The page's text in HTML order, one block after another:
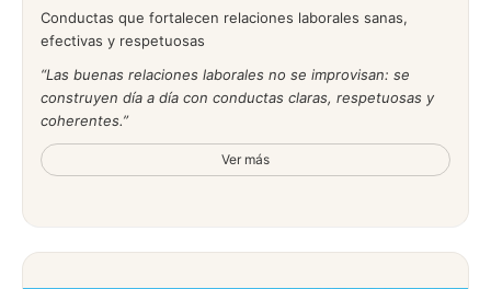
Conductas que fortalecen relaciones laborales sanas,
efectivas y respetuosas
Las buenas relaciones laborales no se improvisan: se
construyen día a día con conductas claras, respetuosas y
coherentes.
Ver más